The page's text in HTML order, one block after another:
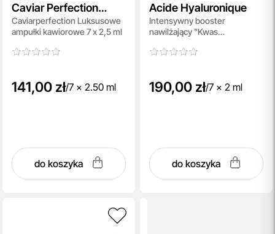
Caviar Perfection
Luxury Anti-Wrinkle
Ampoule
Caviarperfection Luksusowe
ampułki kawiorowe 7 x 2,5 ml
141,00 zł/7 x 2.50 ml
do koszyka
Acide Hyaluronique
Intensywny booster
nawilżający "Kwas
190,00 zł/7 x 2 ml
do koszyka